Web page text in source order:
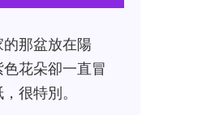
那盆放在陽
花朵卻一直冒
很特別。